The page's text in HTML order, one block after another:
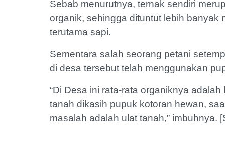
Sebab menurutnya, ternak sendiri
organik, sehingga dituntut lebih banyak
terutama sapi.
Sementara salah seorang petani
di desa tersebut telah menggunakan
“Di Desa ini rata-rata organiknya
tanah dikasih pupuk kotoran hewan,
masalah adalah ulat tanah,” imbuhnya.